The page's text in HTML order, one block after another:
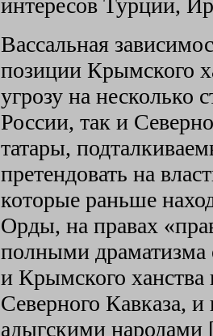
интересов Турции,
Вассальная
позиции Крымского
угрозу на несколько
России, так и
татары,
претендовать на
которые раньше
Орды, на правах
полными драматизма
и Крымского ханства
Северного Кавказа,
адыгскими народами